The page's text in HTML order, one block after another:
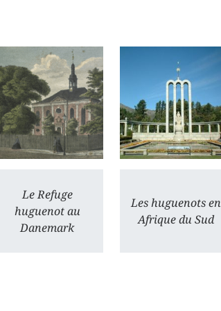
Le Refuge
huguenot au
Danemark
Les huguenots en
Afrique du Sud